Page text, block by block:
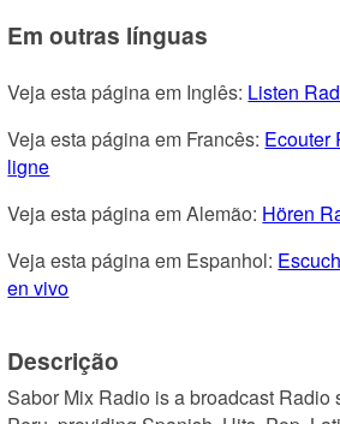
Em outras línguas
Veja esta página em Inglês: Listen
Veja esta página em Francês: Ecouter
ligne
Veja esta página em Alemão: Hören
Veja esta página em Espanhol:
en vivo
Descrição
Sabor Mix Radio is a broadcast Radio